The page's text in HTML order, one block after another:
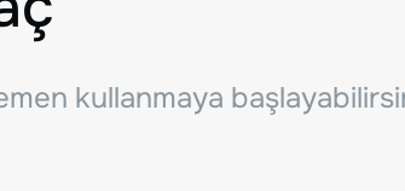
kullanmaya